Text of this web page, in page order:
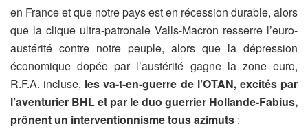
en France et que notre pays est en récession durable, alors
que la clique ultra-patronale Valls-Macron resserre l’euro-
austérité contre notre peuple, alors que la dépression
économique dopée par l’austérité gagne la zone euro,
R.F.A. incluse, les va-t-en-guerre de l’OTAN, excités par
l’aventurier BHL et par le duo guerrier Hollande-Fabius,
prônent un interventionnisme tous azimuts :